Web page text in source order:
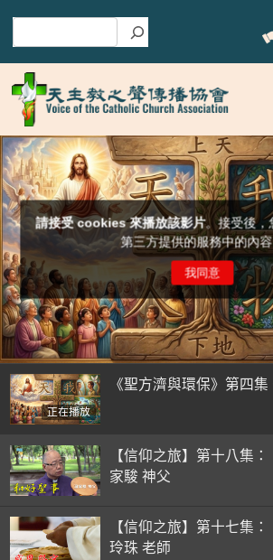
正在播放
《聖方濟與環保》第四
【信仰之旅】第十八集
家駿 神父
【信仰之旅】第十七集
玲珠 老師